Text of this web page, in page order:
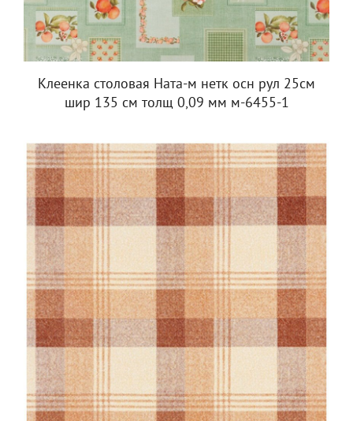
Клеенка столовая Ната-м нетк осн рул 25см
шир 135 см толщ 0,09 мм м-6455-1